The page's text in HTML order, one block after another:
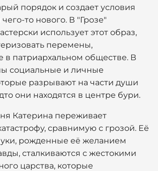
порядок и создает условия
то нового. В "Грозе"
использует этот образ,
перемены,
в патриархальном обществе. В
социальные и личные
разрывают на части души
они находятся в центре бури.
Катерина переживает
сравнимую с грозой. Её
рожденные её желанием
сталкиваются с жестокими
царства, которые